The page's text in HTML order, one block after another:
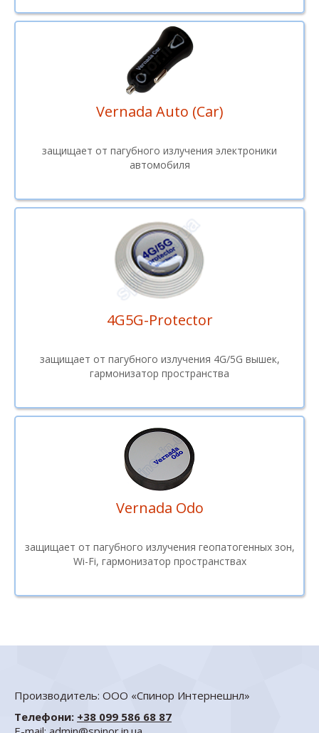
Vernada Auto (Car)
защищает от пагубного излучения электроники
автомобиля
4G5G-Protector
защищает от пагубного излучения 4G/5G вышек,
гармонизатор пространства
Vernada Odo
защищает от пагубного излучения геопатогенных зон,
Wi-Fi, гармонизатор пространствах
Производитель: ООО «Спинор Интернешнл»
Телефони: +38 099 586 68 87